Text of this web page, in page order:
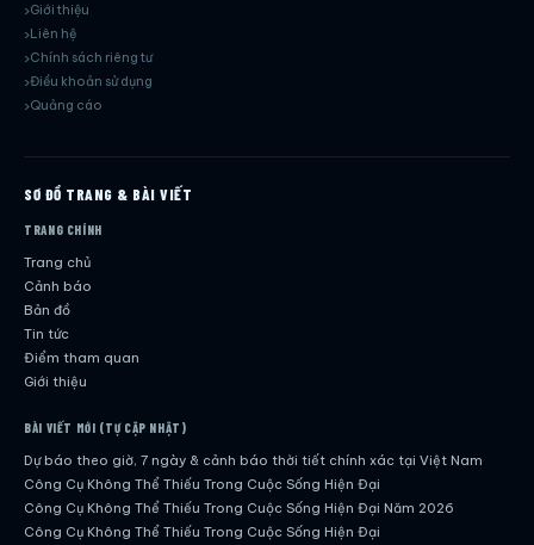
Giới thiệu
Liên hệ
Chính sách riêng tư
Điều khoản sử dụng
Quảng cáo
SƠ ĐỒ TRANG & BÀI VIẾT
TRANG CHÍNH
Trang chủ
Cảnh báo
Bản đồ
Tin tức
Điểm tham quan
Giới thiệu
BÀI VIẾT MỚI (TỰ CẬP NHẬT)
Dự báo theo giờ, 7 ngày & cảnh báo thời tiết chính xác tại Việt Nam
Công Cụ Không Thể Thiếu Trong Cuộc Sống Hiện Đại
Công Cụ Không Thể Thiếu Trong Cuộc Sống Hiện Đại Năm 2026
Công Cụ Không Thể Thiếu Trong Cuộc Sống Hiện Đại